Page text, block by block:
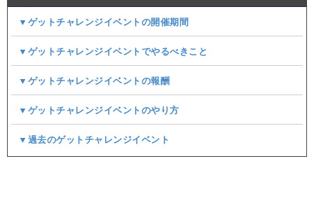
▼ゲットチャレンジイベントの開催期間
▼ゲットチャレンジイベントでやるべきこと
▼ゲットチャレンジイベントの報酬
▼ゲットチャレンジイベントのやり方
▼過去のゲットチャレンジイベント